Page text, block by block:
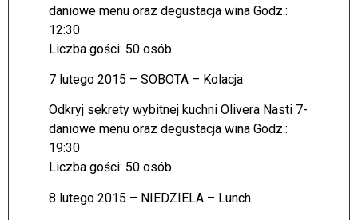
daniowe menu oraz degustacja wina Godz.:
12:30
Liczba gości: 50 osób
7 lutego 2015 – SOBOTA – Kolacja
Odkryj sekrety wybitnej kuchni Olivera Nasti 7-
daniowe menu oraz degustacja wina Godz.:
19:30
Liczba gości: 50 osób
8 lutego 2015 – NIEDZIELA – Lunch